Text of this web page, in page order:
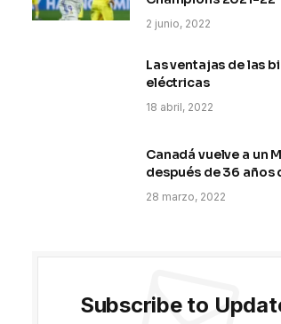
2 junio, 2022
Las ventajas de las
eléctricas
18 abril, 2022
Canadá vuelve a un
después de 36 años
28 marzo, 2022
Subscribe to